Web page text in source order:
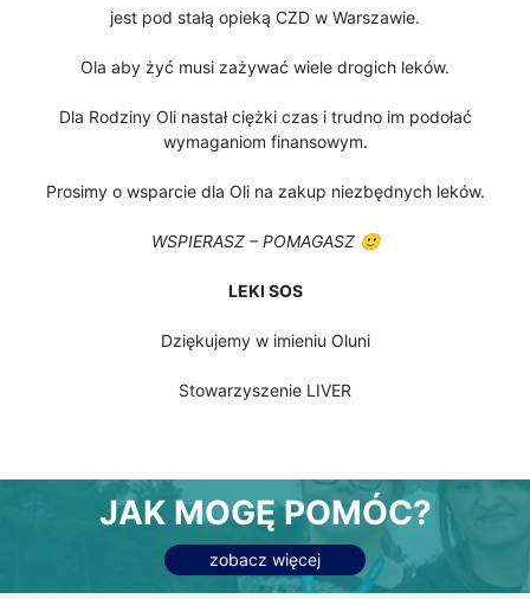
jest pod stałą opieką CZD w Warszawie.
Ola aby żyć musi zażywać wiele drogich leków.
Dla Rodziny Oli nastał ciężki czas i trudno im podołać
wymaganiom finansowym.
Prosimy o wsparcie dla Oli na zakup niezbędnych leków.
WSPIERASZ – POMAGASZ 🙂
LEKI SOS
Dziękujemy w imieniu Oluni
Stowarzyszenie LIVER
JAK MOGĘ POMÓC?
zobacz więcej